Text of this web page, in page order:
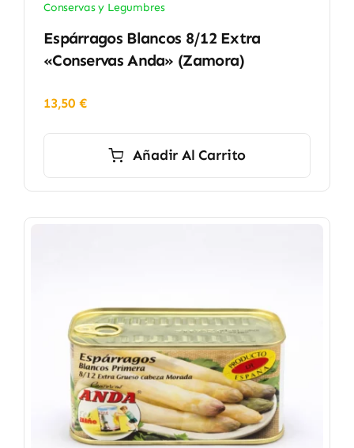
Conservas y Legumbres
Espárragos Blancos 8/12 Extra
«Conservas Anda» (Zamora)
13,50 €
Añadir Al Carrito